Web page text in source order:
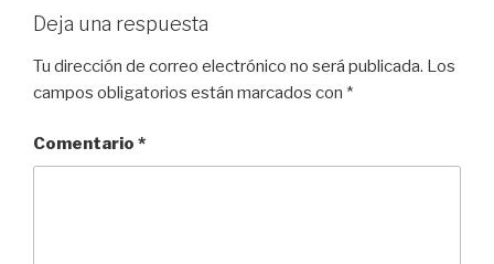
Deja una respuesta
Tu dirección de correo electrónico no será publicada. Los
campos obligatorios están marcados con *
Comentario *